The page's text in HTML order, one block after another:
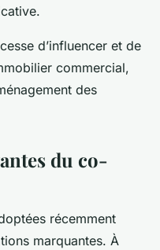
d’influencer et de
commercial,
des
du co-
récemment
marquantes. À